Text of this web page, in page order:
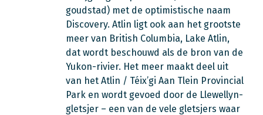
goudstad) met de optimistische naam
Discovery. Atlin ligt ook aan het grootste
meer van British Columbia, Lake Atlin,
dat wordt beschouwd als de bron van de
Yukon-rivier. Het meer maakt deel uit
van het Atlin / Téix’gi Aan Tlein Provincial
Park en wordt gevoed door de Llewellyn-
gletsjer – een van de vele gletsjers waar